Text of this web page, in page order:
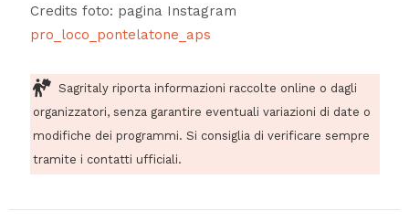
Credits foto: pagina Instagram
pro_loco_pontelatone_aps
Sagritaly riporta informazioni raccolte online o dagli
organizzatori, senza garantire eventuali variazioni di date o
modifiche dei programmi. Si consiglia di verificare sempre
tramite i contatti ufficiali.